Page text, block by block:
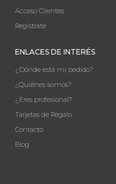
Acceso Clientes
Registrate
ENLACES DE INTERÉS
¿Dónde está mi pedido?
¿Quiénes somos?
¿Eres profesional?
Tarjetas de Regalo
Contacto
Blog